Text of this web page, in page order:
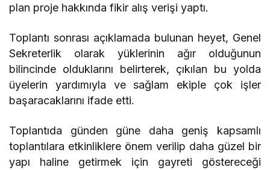
plan proje hakkında fikir alış verişi yaptı.
Toplantı sonrası açıklamada bulunan heyet, Genel
Sekreterlik olarak yüklerinin ağır olduğunun
bilincinde olduklarını belirterek, çıkılan bu yolda
üyelerin yardımıyla ve sağlam ekiple çok işler
başaracaklarını ifade etti.
Toplantıda günden güne daha geniş kapsamlı
toplantılara etkinliklere önem verilip daha güzel bir
yapı haline getirmek için gayreti göstereceği